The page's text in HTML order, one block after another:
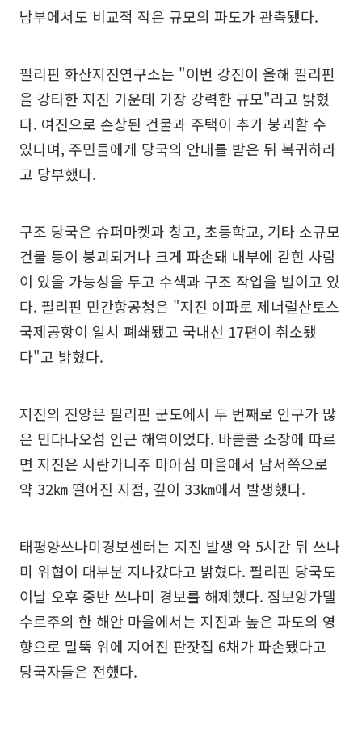
남부에서도 비교적 작은 규모의 파도가 관측됐다.
필리핀 화산지진연구소는 "이번 강진이 올해 필리핀
을 강타한 지진 가운데 가장 강력한 규모"라고 밝혔
다. 여진으로 손상된 건물과 주택이 추가 붕괴할 수
있다며, 주민들에게 당국의 안내를 받은 뒤 복귀하라
고 당부했다.
구조 당국은 슈퍼마켓과 창고, 초등학교, 기타 소규모
건물 등이 붕괴되거나 크게 파손돼 내부에 갇힌 사람
이 있을 가능성을 두고 수색과 구조 작업을 벌이고 있
다. 필리핀 민간항공청은 "지진 여파로 제너럴산토스
국제공항이 일시 폐쇄됐고 국내선 17편이 취소됐
다"고 밝혔다.
지진의 진앙은 필리핀 군도에서 두 번째로 인구가 많
은 민다나오섬 인근 해역이었다. 바콜콜 소장에 따르
면 지진은 사란가니주 마아심 마을에서 남서쪽으로
약 32㎞ 떨어진 지점, 깊이 33㎞에서 발생했다.
태평양쓰나미경보센터는 지진 발생 약 5시간 뒤 쓰나
미 위협이 대부분 지나갔다고 밝혔다. 필리핀 당국도
이날 오후 중반 쓰나미 경보를 해제했다. 잠보앙가델
수르주의 한 해안 마을에서는 지진과 높은 파도의 영
향으로 말뚝 위에 지어진 판잣집 6채가 파손됐다고
당국자들은 전했다.